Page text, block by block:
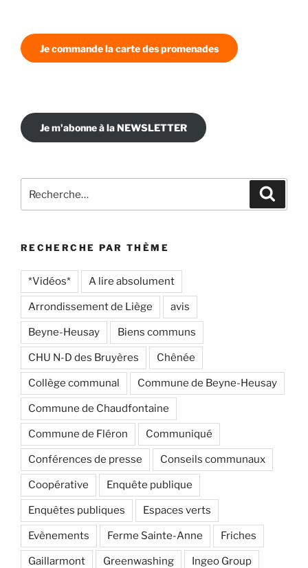
Je commande la carte des promenades
Je m'abonne à la NEWSLETTER
pour
RECHERCHE PAR THÈME
*Vidéos* A lire absolument
Arrondissement de Liège avis
Beyne-Heusay Biens communs
CHU N-D des Bruyères Chênée
Collège communal Commune de Beyne-Heusay
Commune de Chaudfontaine
Commune de Fléron Communiqué
Conférences de presse Conseils communaux
Coopérative Enquête publique
Enquêtes publiques Espaces verts
Evènements Ferme Sainte-Anne Friches
Gaillarmont Greenwashing Ingeo Group